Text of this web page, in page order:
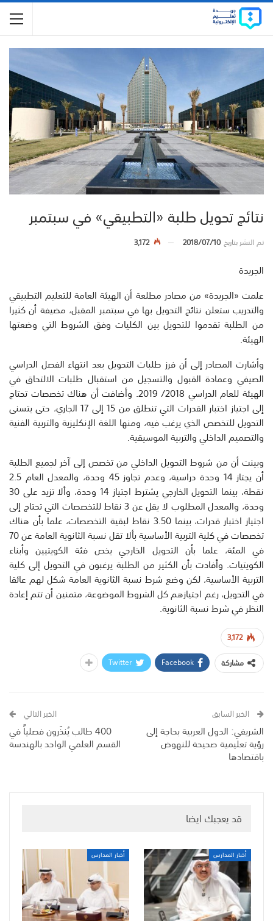
نتائج تحويل طلبة «التطبيقي» في سبتمبر
تم النشر بتاريخ2018/07/10
3,172
الجريدة
علمت «الجريدة» من مصادر مطلعة أن الهيئة العامة للتعليم التطبيقي
والتدريب ستعلن نتائج التحويل بها في سبتمبر المقبل، مضيفة أن كثيرا
من الطلبة تقدموا للتحويل بين الكليات وفق الشروط التي وضعتها
الهيئة.
وأشارت المصادر إلى أن فرز طلبات التحويل بعد انتهاء الفصل الدراسي
الصيفي وعمادة القبول والتسجيل من استقبال طلبات الالتحاق في
الهيئة للعام الدراسي 2018/ 2019. وأضافت أن هناك تخصصات تحتاج
إلى اجتياز اختبار القدرات التي تنطلق من 15 إلى 17 الجاري، حتى يتسنى
التحويل للتخصص الذي يرغب فيه، ومنها اللغة الإنكليزية والتربية الفنية
والتصميم الداخلي والتربية الموسيقية.
وبينت أن من شروط التحويل الداخلي من تخصص إلى آخر لجميع الطلبة
أن يجتاز 14 وحدة دراسية، وعدم تجاوز 45 وحدة، والمعدل العام 2.5
نقطة، بينما التحويل الخارجي يشترط اجتياز 14 وحدة، وألا تزيد على 30
وحدة، والمعدل المطلوب لا يقل عن 3 نقاط للتخصصات التي تحتاج إلى
اجتياز اختبار قدرات، بينما 3.50 نقاط لبقية التخصصات، علما بأن هناك
تخصصات في كلية التربية الأساسية بألا تقل نسبة الثانوية العامة عن 70
في المئة، علما بأن التحويل الخارجي يخص فئة الكويتيين وأبناء
الكويتيات. وأفادت بأن الكثير من الطلبة يرغبون في التحويل إلى كلية
التربية الأساسية، لكن وضع شرط نسبة الثانوية العامة شكل لهم عائقا
في التحويل، رغم اجتيازهم كل الشروط الموضوعة، متمنين أن تتم إعادة
النظر في شرط نسبة الثانوية.
3,172
مشاركة
Facebook
Twitter
الخبر السابق
الشريفي: الدول العربية بحاجة إلى
رؤية تعليمية صحيحة للنهوض
باقتصادها
الخبر التالي
400 طالب يُنذَرون فصلياً في
القسم العلمي الواحد بالهندسة
قد يعجبك ايضا
أخبار المدارس أخبار المدارس